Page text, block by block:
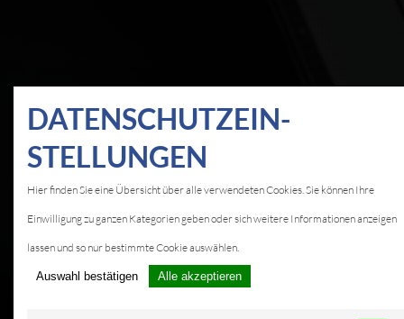
DATEN­SCHUTZ­EIN­
STELLUNGEN
Hier finden Sie eine Übersicht über alle verwendeten Cookies. Sie können Ihre
Einwilligung zu ganzen Kategorien geben oder sich weitere Informationen anzeigen
lassen und so nur bestimmte Cookie auswählen.
Auswahl bestätigen Alle akzeptieren